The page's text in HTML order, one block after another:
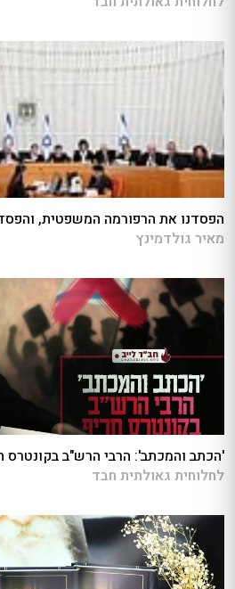
הפסדנו את הרפורמה המשפטית,
מאיר גולדמינץ
'הכתב והמכתב': הרבי הרש"ב בקונטרס
לחלוחית גאולתית חבד